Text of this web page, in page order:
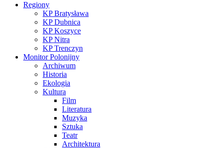
Regiony
KP Bratysława
KP Dubnica
KP Koszyce
KP Nitra
KP Trenczyn
Monitor Polonijny
Archiwum
Historia
Ekologia
Kultura
Film
Literatura
Muzyka
Sztuka
Teatr
Architektura